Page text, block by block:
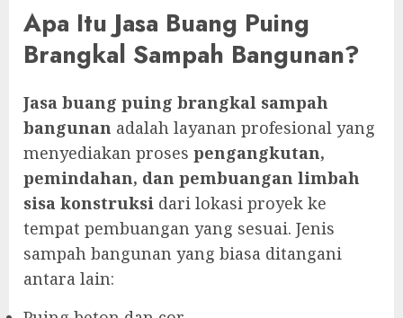
Apa Itu Jasa Buang Puing
Brangkal Sampah Bangunan?
Jasa buang puing brangkal sampah
bangunan adalah layanan profesional yang
menyediakan proses pengangkutan,
pemindahan, dan pembuangan limbah
sisa konstruksi dari lokasi proyek ke
tempat pembuangan yang sesuai. Jenis
sampah bangunan yang biasa ditangani
antara lain: